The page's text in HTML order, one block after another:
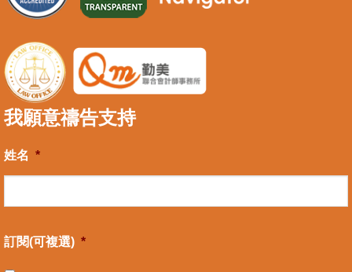
我願意禱告支持
姓名 *
訂閱(可複選) *